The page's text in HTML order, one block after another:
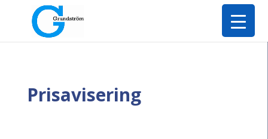
Prisavisering